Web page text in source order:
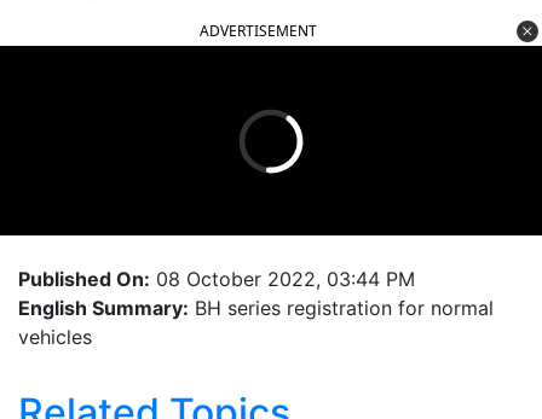
ADVERTISEMENT
Published On: 08 October 2022, 03:44 PM
English Summary: BH series registration for normal
vehicles